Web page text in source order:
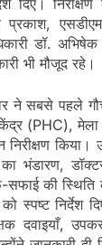
दिए।
प्रकाश,
डॉ.
भी मौजूद रहे।
ने सबसे पहले
(PHC), मेला
निरीक्षण किया।
का भंडारण,
की स्थिति
को स्पष्ट निर्देश
दवाइयाँ,